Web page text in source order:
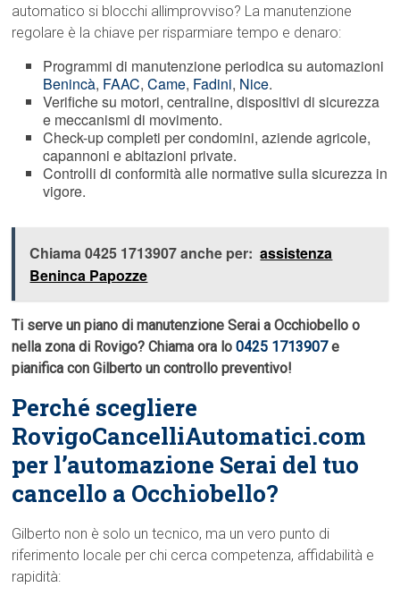
automatico si blocchi allimprovviso? La manutenzione
regolare è la chiave per risparmiare tempo e denaro:
Programmi di manutenzione periodica su automazioni
Benincà, FAAC,Came, Fadini, Nice.
Verifiche su motori, centraline, dispositivi di sicurezza
e meccanismi di movimento.
Check-up completi per condomini, aziende agricole,
capannoni e abitazioni private.
Controlli di conformità alle normative sulla sicurezza in
vigore.
Chiama 0425 1713907 anche per: assistenza
Beninca Papozze
Ti serve un piano di manutenzione Serai a Occhiobello o
nella zona di Rovigo? Chiama ora lo0425 1713907e
pianifica con Gilberto un controllo preventivo!
Perché scegliere
RovigoCancelliAutomatici.com
per l’automazione Serai del tuo
cancello a Occhiobello?
Gilberto non è solo un tecnico, ma un vero punto di
riferimento locale per chi cerca competenza, affidabilità e
rapidità: